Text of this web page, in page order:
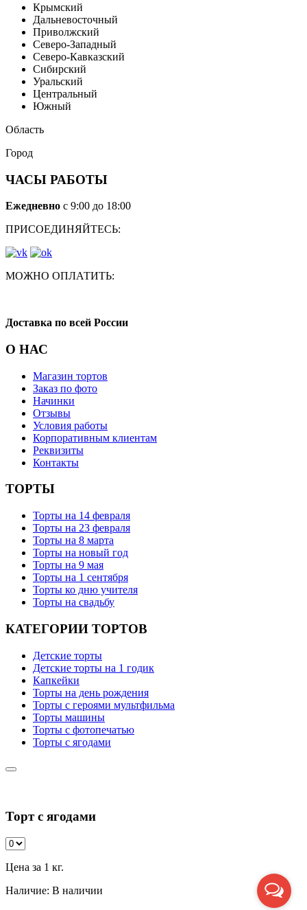
Крымский
Дальневосточный
Приволжский
Северо-Западный
Северо-Кавказский
Сибирский
Уральский
Центральный
Южный
Область
Город
ЧАСЫ РАБОТЫ
Ежедневно с 9:00 до 18:00
ПРИСОЕДИНЯЙТЕСЬ:
МОЖНО ОПЛАТИТЬ:
Доставка по всей России
О НАС
Магазин тортов
Заказ по фото
Начинки
Отзывы
Условия работы
Корпоративным клиентам
Реквизиты
Контакты
ТОРТЫ
Торты на 14 февраля
Торты на 23 февраля
Торты на 8 марта
Торты на новый год
Торты на 9 мая
Торты на 1 сентября
Торты ко дню учителя
Торты на свадьбу
КАТЕГОРИИ ТОРТОВ
Детские торты
Детские торты на 1 годик
Капкейки
Торты на день рождения
Торты с героями мультфильма
Торты машины
Торты с фотопечатью
Торты с ягодами
Торт с ягодами
Цена за 1 кг.
Наличие: В наличии